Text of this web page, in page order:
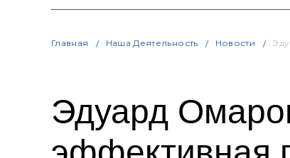
Главная Наша Деятельность Новости
Эдуард